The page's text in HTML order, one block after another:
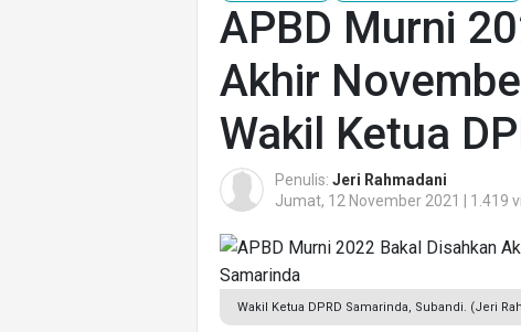
APBD Murni
Akhir
Wakil Ketua
Penulis: Jeri Rahmadani
Jumat, 12 November 2021 | 1.419
Wakil Ketua DPRD Samarinda, Subandi. (Jeri